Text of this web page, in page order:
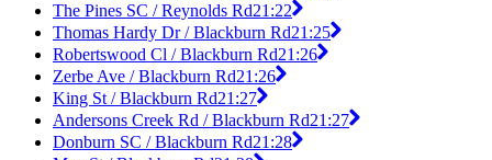
The Pines SC / Reynolds Rd21:22
Thomas Hardy Dr / Blackburn Rd21:25
Robertswood Cl / Blackburn Rd21:26
Zerbe Ave / Blackburn Rd21:26
King St / Blackburn Rd21:27
Andersons Creek Rd / Blackburn Rd21:27
Donburn SC / Blackburn Rd21:28